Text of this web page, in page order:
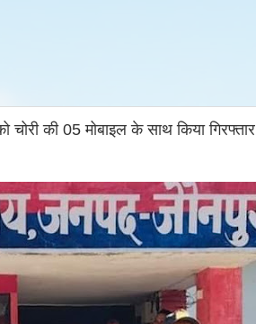
की 05 मोबाइल के साथ किया गिरफ्तार